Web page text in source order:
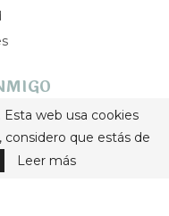
web usa cookies
considero que estás de
Leer más